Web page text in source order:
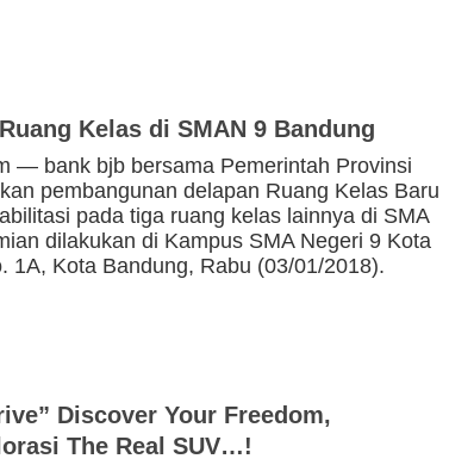
Kelas di SMAN 9 Bandung
— bank bjb bersama Pemerintah Provinsi
pembangunan delapan Ruang Kelas Baru
pada tiga ruang kelas lainnya di SMA
dilakukan di Kampus SMA Negeri 9 Kota
1A, Kota Bandung, Rabu (03/01/2018).
Discover Your Freedom,
The Real SUV…!